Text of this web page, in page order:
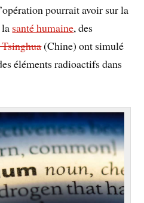
pourrait avoir sur la
santé humaine, des
(Chine) ont simulé
éléments radioactifs dans